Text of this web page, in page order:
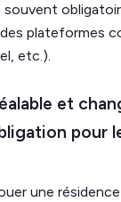
souvent
plateformes
etc.).
et
pour
une